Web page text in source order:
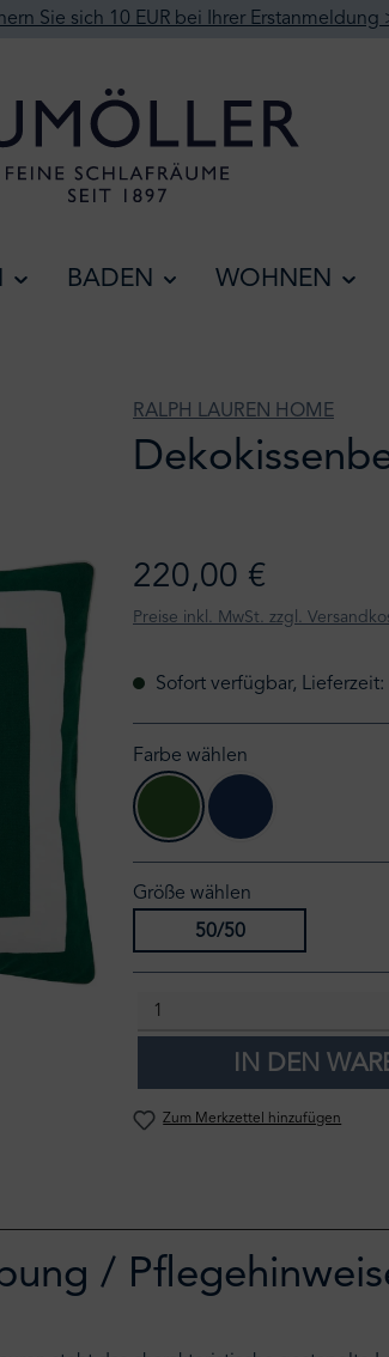
Sie sich 10 EUR bei Ihrer Erstanmeldung
BADEN WOHNEN
RALPH LAUREN HOME
220,00 €
Preise inkl. MwSt. zzgl.
Sofort verfügbar,
Farbe wählen
green navy
Größe wählen
50/50
IN DEN
Zum Merkzettel hinzufügen
/